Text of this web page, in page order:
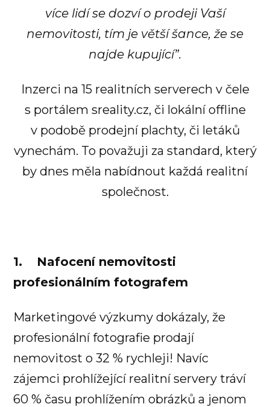
více lidí se dozví o prodeji Vaší
nemovitosti, tím je větší šance, že se
najde kupující”.
Inzerci na 15 realitních serverech v čele
s portálem sreality.cz, či lokální offline
v podobě prodejní plachty, či letáků
vynechám. To považuji za standard, který
by dnes měla nabídnout každá realitní
společnost.
1. Nafocení nemovitosti
profesionálním fotografem
Marketingové výzkumy dokázaly, že
profesionální fotografie prodají
nemovitost o 32 % rychleji! Navíc
zájemci prohlížející realitní servery tráví
60 % času prohlížením obrázků a jenom